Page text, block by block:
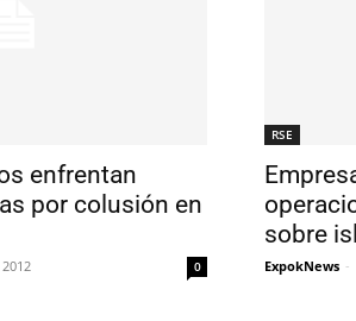
enfrentan
por colusión en
0
RSE
sobre
ExpokNews -